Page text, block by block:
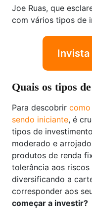
Joe Ruas, que
com vários tipos de
Invista
Quais os tipos
Para descobrir
sendo iniciante, é
tipos de
moderado e
produtos de renda
tolerância aos
diversificando a
corresponder aos
começar a investir?